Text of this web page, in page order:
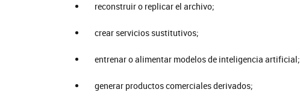
reconstruir o replicar el archivo;
crear servicios sustitutivos;
entrenar o alimentar modelos de inteligencia artificial;
generar productos comerciales derivados;